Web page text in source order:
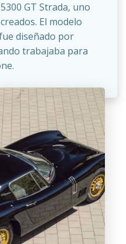
GT Strada, uno
El modelo
diseñado por
trabajaba para